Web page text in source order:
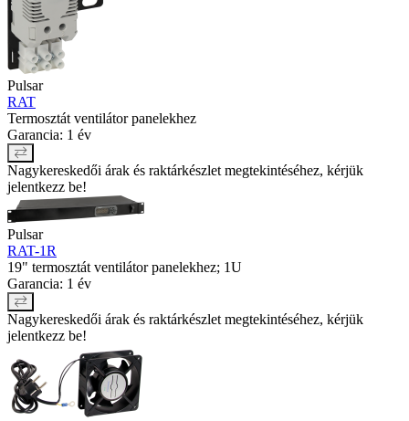
Pulsar
RAT
Termosztát ventilátor panelekhez
Garancia: 1 év
Nagykereskedői árak és raktárkészlet megtekintéséhez, kérjük
jelentkezz be!
Pulsar
RAT-1R
19" termosztát ventilátor panelekhez; 1U
Garancia: 1 év
Nagykereskedői árak és raktárkészlet megtekintéséhez, kérjük
jelentkezz be!